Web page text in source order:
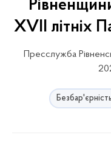
XVII літніх
Пресслужба
Безбар'єрність